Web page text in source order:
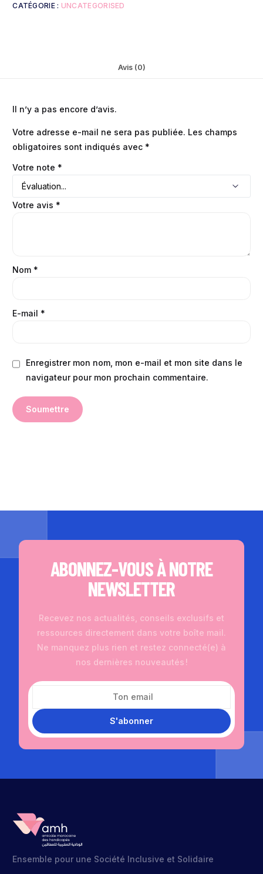
CATÉGORIE : UNCATEGORISED
Avis (0)
Il n’y a pas encore d’avis.
Votre adresse e-mail ne sera pas publiée. Les champs
obligatoires sont indiqués avec *
Votre note *
Votre avis *
Nom *
E-mail *
Enregistrer mon nom, mon e-mail et mon site dans le
navigateur pour mon prochain commentaire.
ABONNEZ-VOUS À NOTRE
NEWSLETTER
Recevez nos actualités, conseils exclusifs et
ressources directement dans votre boîte mail.
Ne manquez plus rien et restez connecté(e) à
nos dernières nouveautés !
S'abonner
Ensemble pour une Société Inclusive et Solidaire